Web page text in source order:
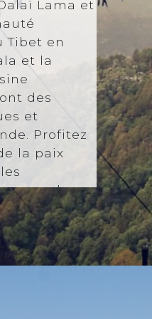
Lama et
Tibet en
et la
des
et
Profitez
la paix
les
que vous
en Inde et
sur le